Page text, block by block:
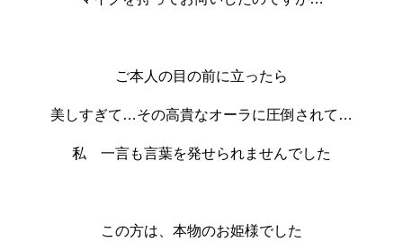
ご本人の目の前に立ったら
美しすぎて…その高貴なオーラに圧倒されて…
私 一言も言葉を発せられませんでした
この方は、本物のお姫様でした